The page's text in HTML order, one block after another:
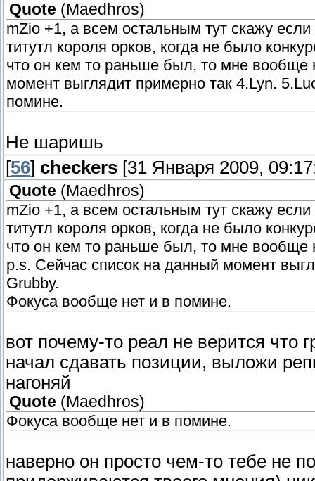
Quote (Maedhros)
mZio +1, а всем остальным тут скажу
титутл короля орков, когда не было
что он кем то раньше был, то мне вообще
момент выглядит примерно так 4.Lyn.
помине.
Не шаришь
[56] checkers [31 Января 2009,
Quote (Maedhros)
mZio +1, а всем остальным тут скажу
титутл короля орков, когда не было
что он кем то раньше был, то мне вообще
p.s. Сейчас список на данный момент
Grubby.
Фокуса вообще нет и в помине.
вот почему-то реал не верится
начал сдавать позиции, выложи
нагоняй
Quote (Maedhros)
Фокуса вообще нет и в помине.
наверно он просто чем-то тебе не